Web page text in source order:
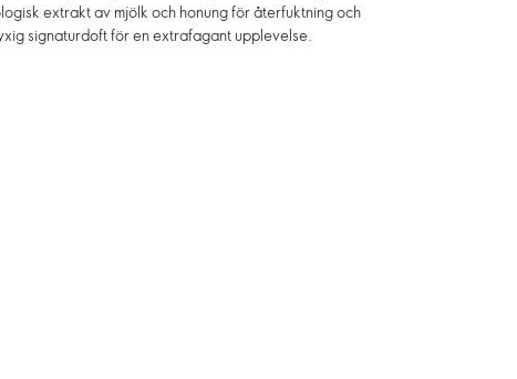
extrakt av mjölk och honung för återfuktning och
signaturdoft för en extrafagant upplevelse.